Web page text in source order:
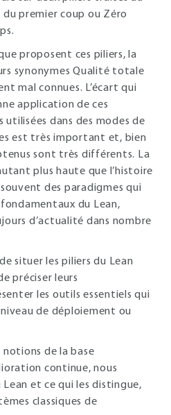
premier coup ou Zéro
proposent ces piliers, la
synonymes Qualité totale
mal connues. L’écart qui
application de ces
dans des modes de
est très important et, bien
sont très différents. La
plus haute que l’histoire
des paradigmes qui
du Lean,
d’actualité dans nombre
situer les piliers du Lean
préciser leurs
les outils essentiels qui
de déploiement ou
de la base
continue, nous
et ce qui les distingue,
classiques de